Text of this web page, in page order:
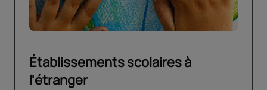
Établissements scolaires à
l'étranger